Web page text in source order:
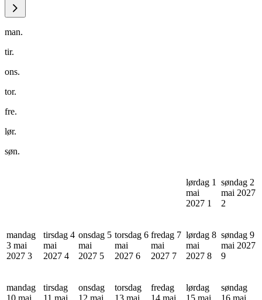
man.
tir.
ons.
tor.
fre.
lør.
søn.
lørdag 1
mai
2027 1
søndag 2
mai 2027
2
mandag
3 mai
2027 3
tirsdag 4
mai
2027 4
onsdag 5
mai
2027 5
torsdag 6
mai
2027 6
fredag 7
mai
2027 7
lørdag 8
mai
2027 8
søndag 9
mai 2027
9
mandag
10 mai
tirsdag
11 mai
onsdag
12 mai
torsdag
13 mai
fredag
14 mai
lørdag
15 mai
søndag
16 mai